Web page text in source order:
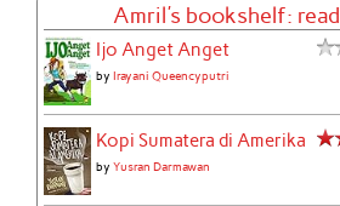
Amril's bookshelf: read
Ijo Anget Anget
byIrayani Queencyputri
Kopi Sumatera di Amerika
byYusran Darmawan